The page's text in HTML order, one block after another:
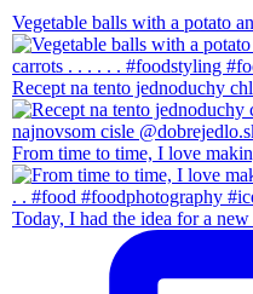
Vegetable balls with a potato
Recept na tento jednoduchy
From time to time, I love
Today, I had the idea for a